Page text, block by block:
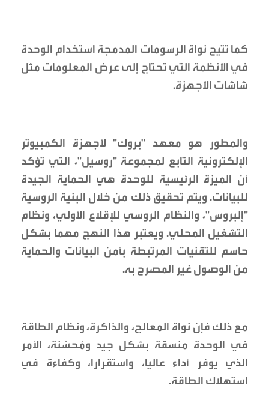
كما تتيح نواة الرسومات المدمجة استخدام الوحدة
في الأنظمة التي تحتاج إلى عرض المعلومات مثل
شاشات الأجهزة.
والمطور هو معهد "بروك" لأجهزة الكمبيوتر
الإلكترونية التابع لمجموعة "روسيل"، التي تؤكد
أن الميزة الرئيسية للوحدة هي الحماية الجيدة
للبيانات. ويتم تحقيق ذلك من خلال البنية الروسية
"إلبروس"، والنظام الروسي للإقلاع الأولي، ونظام
التشغيل المحلي. ويعتبر هذا النهج مهما بشكل
حاسم للتقنيات المرتبطة بأمن البيانات والحماية
من الوصول غير المصرح به.
مع ذلك فإن نواة المعالج، والذاكرة، ونظام الطاقة
في الوحدة منسقة بشكل جيد ومُحسَّنة، الأمر
الذي يوفر أداء عاليا، واستقرارا، وكفاءة في
استهلاك الطاقة.